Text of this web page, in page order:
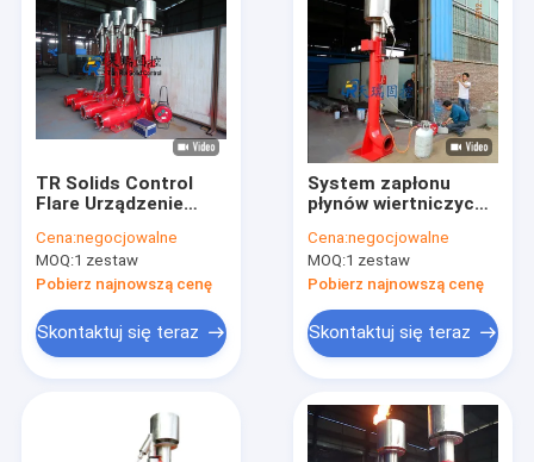
TR Solids Control
Flare Urządzenie
Bezpieczeństwo
16kv DN200
Przyjazne dla
środowiska
Cena:negocjowalne
MOQ:1 zestaw
Pobierz najnowszą cenę
Skontaktuj się teraz
System zapłonu
płynów wiertniczych
Stal nierdzewna 304
do gazu ziemnego /
LPG
Cena:negocjowalne
MOQ:1 zestaw
Pobierz najnowszą cenę
Skontaktuj się teraz